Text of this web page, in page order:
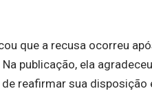
que a recusa ocorreu
publicação, ela
reafirmar sua